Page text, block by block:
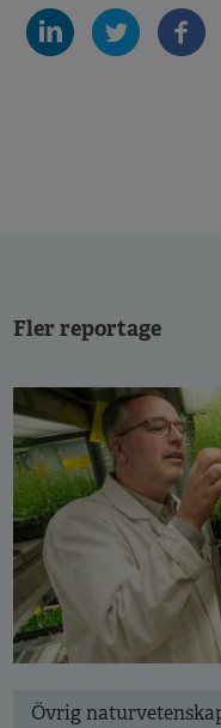
Fler reportage
Övrig